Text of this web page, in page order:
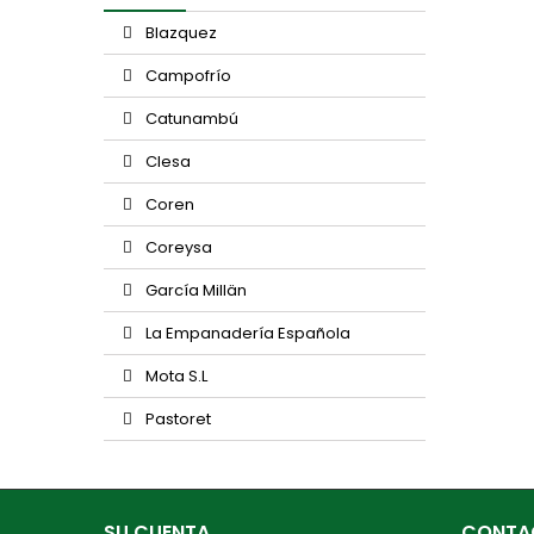
Blazquez
Campofrío
Catunambú
Clesa
Coren
Coreysa
García Millän
La Empanadería Española
Mota S.L
Pastoret